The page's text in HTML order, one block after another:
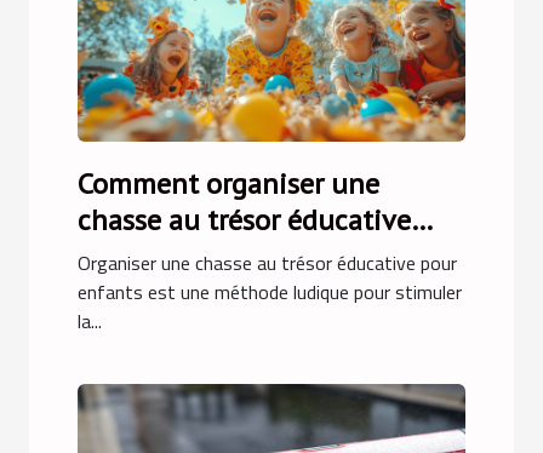
Comment organiser une
chasse au trésor éducative
pour enfants
Organiser une chasse au trésor éducative pour
enfants est une méthode ludique pour stimuler
la...